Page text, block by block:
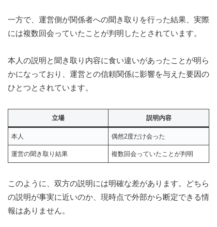
一方で、運営側が関係者への聞き取りを行った結果、実際
には複数回会っていたことが判明したとされています。
本人の説明と聞き取り内容に食い違いがあったことが明ら
かになっており、運営との信頼関係に影響を与えた要因の
ひとつとされています。
立場 説明内容
本人 偶然2度だけ会った
運営の聞き取り結果 複数回会っていたことが判明
このように、双方の説明には明確な差があります。どちら
の説明が事実に近いのか、現時点で外部から断定できる情
報はありません。